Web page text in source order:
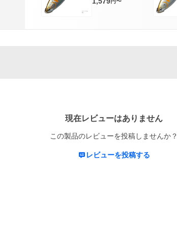
現在レビューはありません
この製品のレビューを投稿しませんか？
レビューを投稿する